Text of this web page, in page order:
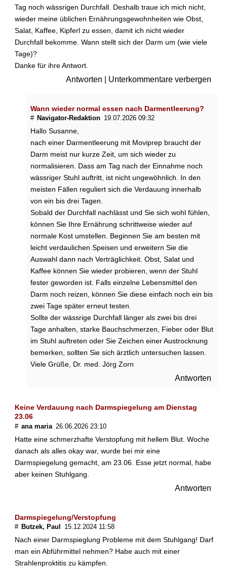
Tag noch wässrigen Durchfall. Deshalb traue ich mich nicht,
wieder meine üblichen Ernährungsgewohnheiten wie Obst,
Salat, Kaffee, Kipferl zu essen, damit ich nicht wieder
Durchfall bekomme. Wann stellt sich der Darm um (wie viele
Tage)?
Danke für ihre Antwort.
Antworten Unterkommentare verbergen
Wann wieder normal essen nach Darmentleerung?
# Navigator-Redaktion 19.07.2026 09:32
Hallo Susanne,
nach einer Darmentleerung mit Moviprep braucht der
Darm meist nur kurze Zeit, um sich wieder zu
normalisieren. Dass am Tag nach der Einnahme noch
wässriger Stuhl auftritt, ist nicht ungewöhnlich. In den
meisten Fällen reguliert sich die Verdauung innerhalb
von ein bis drei Tagen.
Sobald der Durchfall nachlässt und Sie sich wohl fühlen,
können Sie Ihre Ernährung schrittweise wieder auf
normale Kost umstellen. Beginnen Sie am besten mit
leicht verdaulichen Speisen und erweitern Sie die
Auswahl dann nach Verträglichkeit. Obst, Salat und
Kaffee können Sie wieder probieren, wenn der Stuhl
fester geworden ist. Falls einzelne Lebensmittel den
Darm noch reizen, können Sie diese einfach noch ein bis
zwei Tage später erneut testen.
Sollte der wässrige Durchfall länger als zwei bis drei
Tage anhalten, starke Bauchschmerzen, Fieber oder Blut
im Stuhl auftreten oder Sie Zeichen einer Austrocknung
bemerken, sollten Sie sich ärztlich untersuchen lassen.
Viele Grüße, Dr. med. Jörg Zorn
Antworten
Keine Verdauung nach Darmspiegelung am Dienstag
23.06
# ana maria 26.06.2026 23:10
Hatte eine schmerzhafte Verstopfung mit hellem Blut. Woche
danach als alles okay war, wurde bei mir eine
Darmspiegelung gemacht, am 23.06. Esse jetzt normal, habe
aber keinen Stuhlgang.
Antworten
Darmspiegelung/Verstopfung
# Butzek, Paul 15.12.2024 11:58
Nach einer Darmspieglung Probleme mit dem Stuhlgang! Darf
man ein Abführmittel nehmen? Habe auch mit einer
Strahlenproktitis zu kämpfen.
r
e
t
e
n
s
a
s
s
i
e
,
w
e
n
n
h
z
u
v
i
e
A
b
r
i
t
t
e
e
n
o
m
m